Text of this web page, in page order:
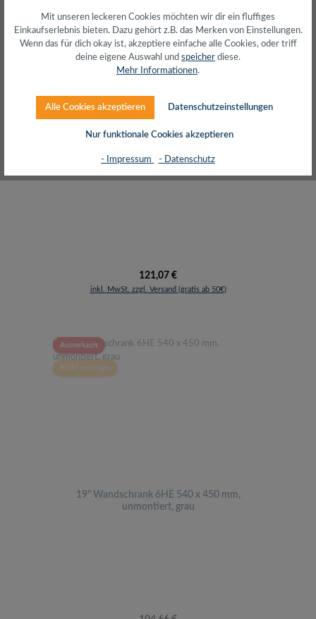
unmontiert, grey
Regulärer Preis:
121,07 €
inkl. MwSt. zzgl. Versand (gratis ab 50€)
Ausverkauft
Nicht vorrätiges
19" Wandschrank 6HE 540 x 450 mm,
unmontiert, grau
Mit unseren leckeren Cookies möchten wir dir ein fluffiges
Einkaufserlebnis bieten. Dazu gehört z.B. das Merken von Einstellungen.
Wenn das für dich okay ist, akzeptiere einfache alle Cookies, oder triff
deine eigene Auswahl und speicher diese.
Mehr Informationen.
Alle Cookies akzeptieren Datenschutzeinstellungen
Nur funktionale Cookies akzeptieren
- Impressum - Datenschutz